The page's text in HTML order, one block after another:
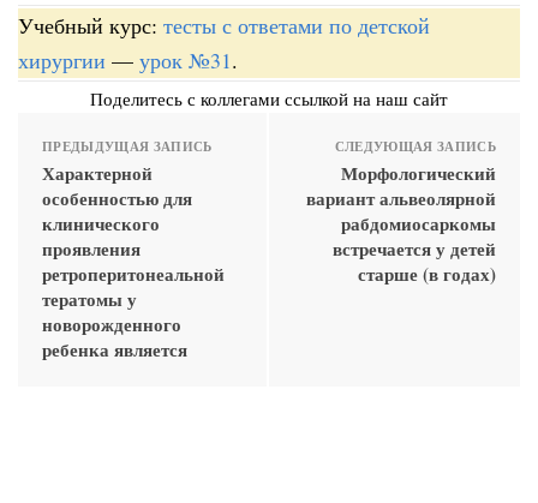
Учебный курс: тесты с ответами по детской
хирургии — урок №31.
Поделитесь с коллегами ссылкой на наш сайт
ПРЕДЫДУЩАЯ ЗАПИСЬ
Характерной
особенностью для
клинического
проявления
ретроперитонеальной
тератомы у
новорожденного
ребенка является
СЛЕДУЮЩАЯ ЗАПИСЬ
Морфологический
вариант альвеолярной
рабдомиосаркомы
встречается у детей
старше (в годах)